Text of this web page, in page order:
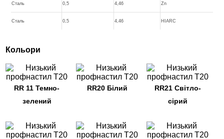
Сталь 0,5 4,46 Zn
Сталь 0,5 4,46 HIARC
Кольори
RR 11 Темно-
зелений
RR20 Білий
RR21 Світло-
сірий